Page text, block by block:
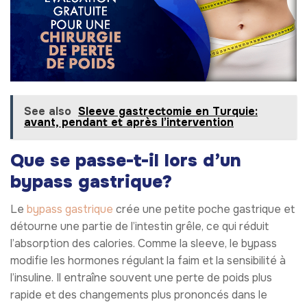
See also Sleeve gastrectomie en Turquie:
avant, pendant et après l’intervention
Que se passe-t-il lors d’un
bypass gastrique?
Le bypass gastrique crée une petite poche gastrique et
détourne une partie de l’intestin grêle, ce qui réduit
l’absorption des calories. Comme la sleeve, le bypass
modifie les hormones régulant la faim et la sensibilité à
l’insuline. Il entraîne souvent une perte de poids plus
rapide et des changements plus prononcés dans le